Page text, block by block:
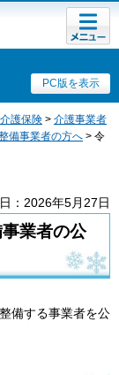
PC版を表示
メニュ
ー
護保険 > 介護事業者
備事業者の方へ > 令
：2026年5月27日
業者の公
備する事業者を公